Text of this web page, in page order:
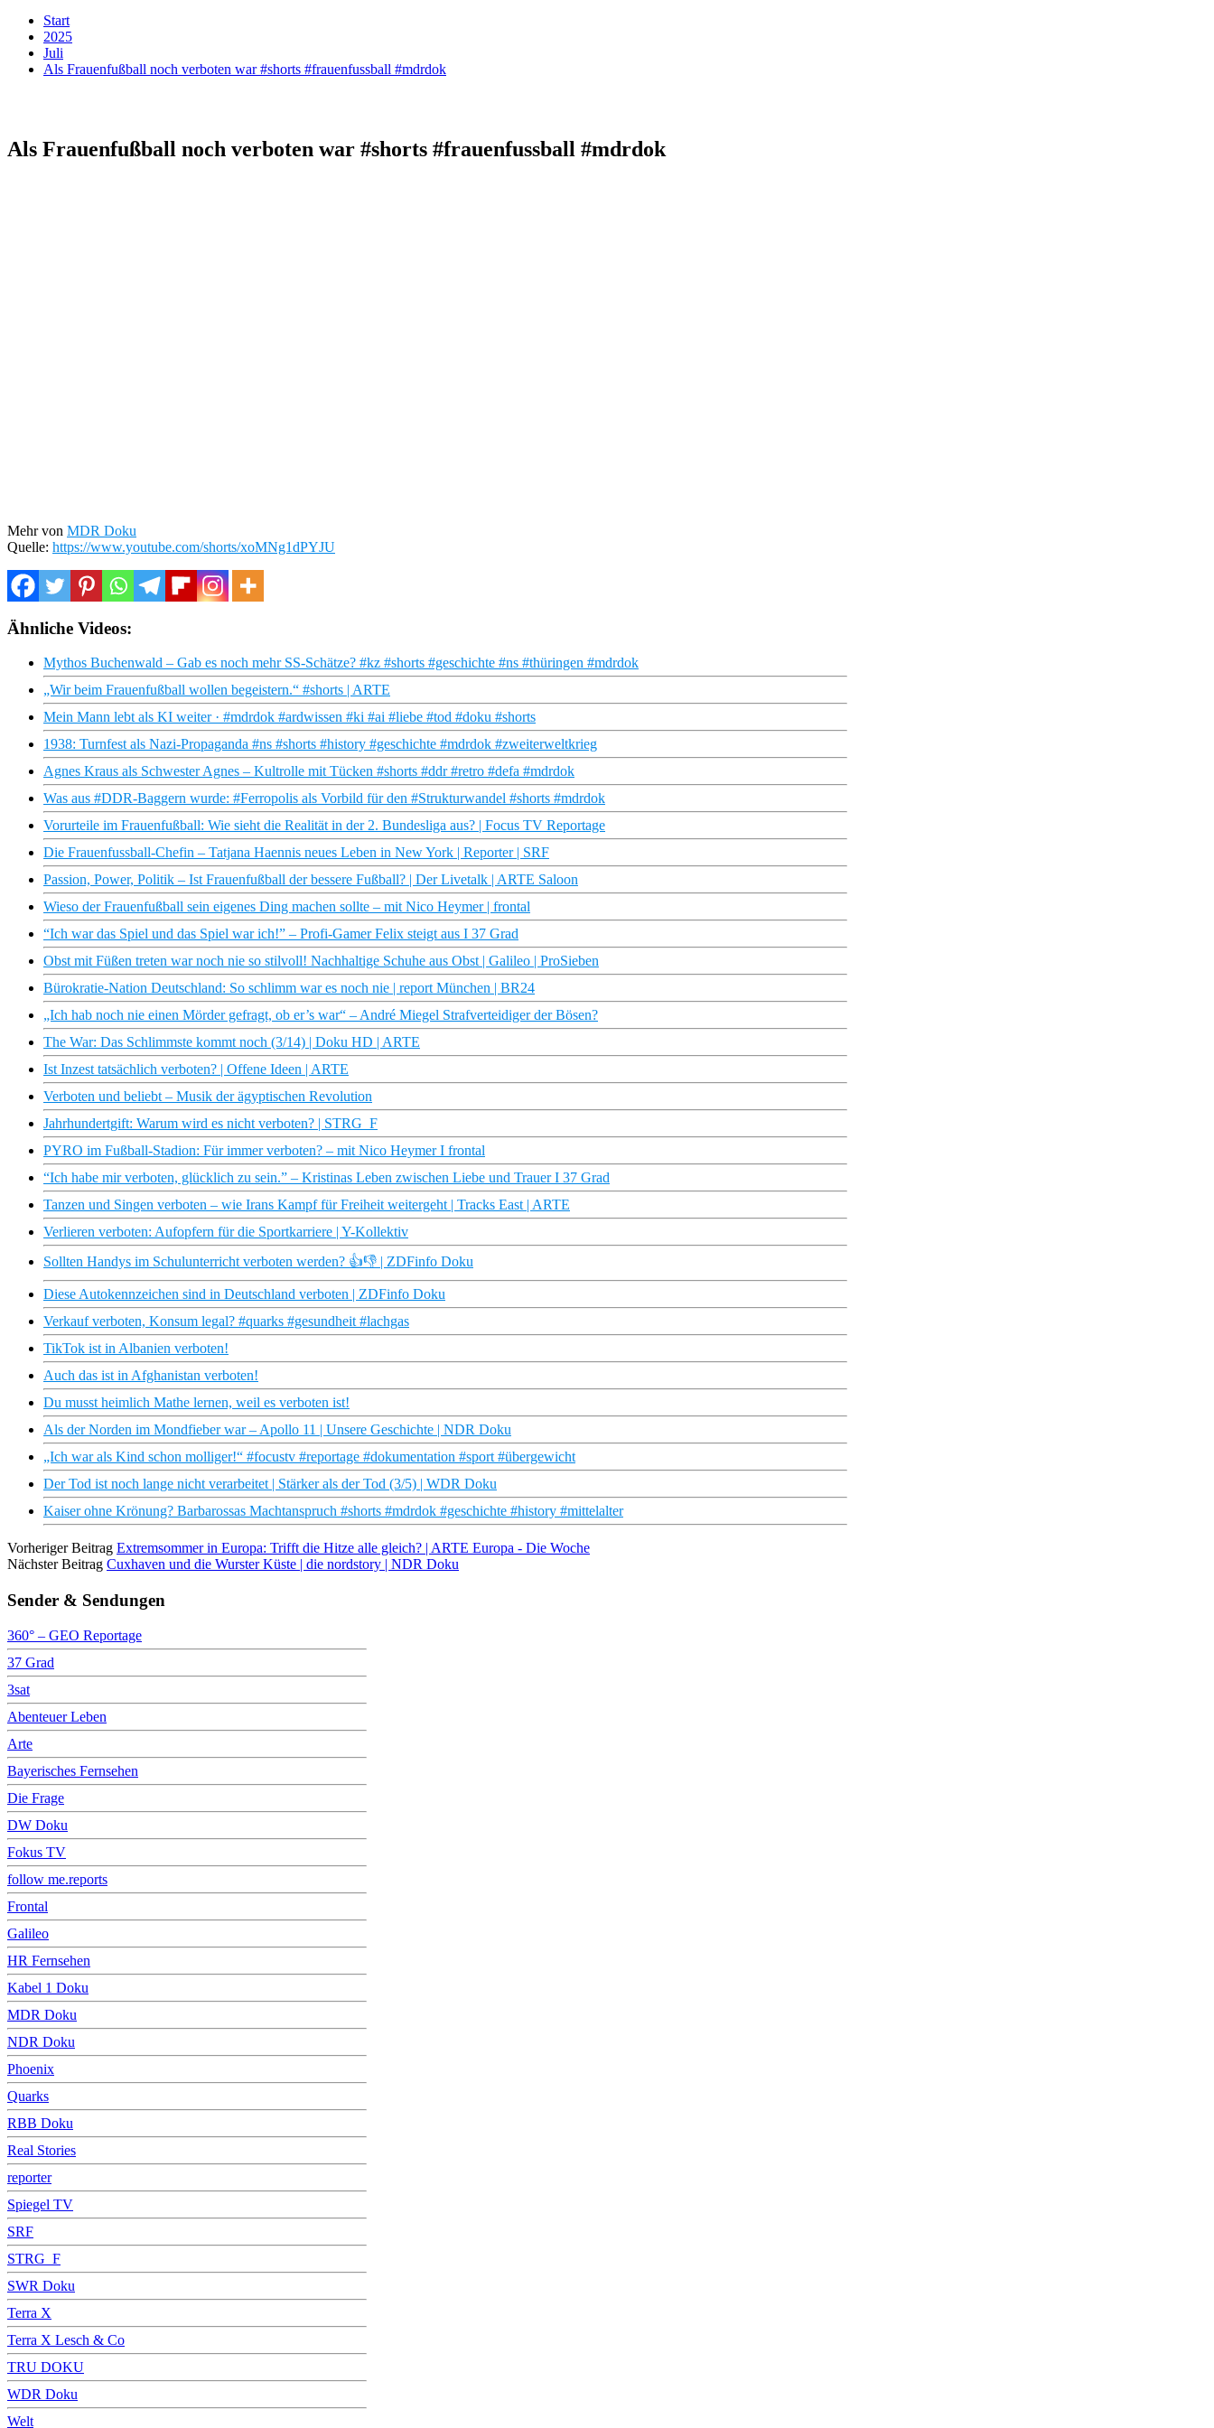
Start
2025
Juli
Als Frauenfußball noch verboten war #shorts #frauenfussball #mdrdok
Als Frauenfußball noch verboten war #shorts #frauenfussball #mdrdok
Mehr von MDR Doku
Quelle: https://www.youtube.com/shorts/xoMNg1dPYJU
Ähnliche Videos:
Mythos Buchenwald – Gab es noch mehr SS-Schätze? #kz #shorts #geschichte #ns #thüringen #mdrdok
„Wir beim Frauenfußball wollen begeistern.“ #shorts | ARTE
Mein Mann lebt als KI weiter · #mdrdok #ardwissen #ki #ai #liebe #tod #doku #shorts
1938: Turnfest als Nazi-Propaganda #ns #shorts #history #geschichte #mdrdok #zweiterweltkrieg
Agnes Kraus als Schwester Agnes – Kultrolle mit Tücken #shorts #ddr #retro #defa #mdrdok
Was aus #DDR-Baggern wurde: #Ferropolis als Vorbild für den #Strukturwandel #shorts #mdrdok
Vorurteile im Frauenfußball: Wie sieht die Realität in der 2. Bundesliga aus? | Focus TV Reportage
Die Frauenfussball-Chefin – Tatjana Haennis neues Leben in New York | Reporter | SRF
Passion, Power, Politik – Ist Frauenfußball der bessere Fußball? | Der Livetalk | ARTE Saloon
Wieso der Frauenfußball sein eigenes Ding machen sollte – mit Nico Heymer | frontal
“Ich war das Spiel und das Spiel war ich!” – Profi-Gamer Felix steigt aus I 37 Grad
Obst mit Füßen treten war noch nie so stilvoll! Nachhaltige Schuhe aus Obst | Galileo | ProSieben
Bürokratie-Nation Deutschland: So schlimm war es noch nie | report München | BR24
„Ich hab noch nie einen Mörder gefragt, ob er’s war“ – André Miegel Strafverteidiger der Bösen?
The War: Das Schlimmste kommt noch (3/14) | Doku HD | ARTE
Ist Inzest tatsächlich verboten? | Offene Ideen | ARTE
Verboten und beliebt – Musik der ägyptischen Revolution
Jahrhundertgift: Warum wird es nicht verboten? | STRG_F
PYRO im Fußball-Stadion: Für immer verboten? – mit Nico Heymer I frontal
“Ich habe mir verboten, glücklich zu sein.” – Kristinas Leben zwischen Liebe und Trauer I 37 Grad
Tanzen und Singen verboten – wie Irans Kampf für Freiheit weitergeht | Tracks East | ARTE
Verlieren verboten: Aufopfern für die Sportkarriere | Y-Kollektiv
Sollten Handys im Schulunterricht verboten werden? 👍👎 | ZDFinfo Doku
Diese Autokennzeichen sind in Deutschland verboten | ZDFinfo Doku
Verkauf verboten, Konsum legal? #quarks #gesundheit #lachgas
TikTok ist in Albanien verboten!
Auch das ist in Afghanistan verboten!
Du musst heimlich Mathe lernen, weil es verboten ist!
Als der Norden im Mondfieber war – Apollo 11 | Unsere Geschichte | NDR Doku
„Ich war als Kind schon molliger!“ #focustv #reportage #dokumentation #sport #übergewicht
Der Tod ist noch lange nicht verarbeitet | Stärker als der Tod (3/5) | WDR Doku
Kaiser ohne Krönung? Barbarossas Machtanspruch #shorts #mdrdok #geschichte #history #mittelalter
Vorheriger Beitrag Extremsommer in Europa: Trifft die Hitze alle gleich? | ARTE Europa - Die Woche
Nächster Beitrag Cuxhaven und die Wurster Küste | die nordstory | NDR Doku
Sender & Sendungen
360° – GEO Reportage
37 Grad
3sat
Abenteuer Leben
Arte
Bayerisches Fernsehen
Die Frage
DW Doku
Fokus TV
follow me.reports
Frontal
Galileo
HR Fernsehen
Kabel 1 Doku
MDR Doku
NDR Doku
Phoenix
Quarks
RBB Doku
Real Stories
reporter
Spiegel TV
SRF
STRG_F
SWR Doku
Terra X
Terra X Lesch & Co
TRU DOKU
WDR Doku
Welt